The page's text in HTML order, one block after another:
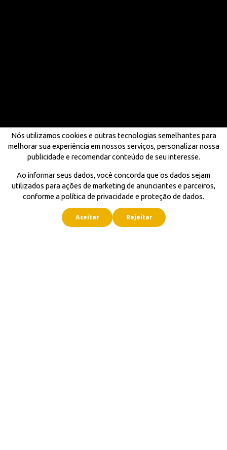
Nós utilizamos cookies e outras tecnologias semelhantes para
melhorar sua experiência em nossos serviços, personalizar nossa
publicidade e recomendar conteúdo de seu interesse.
Ao informar seus dados, você concorda que os dados sejam
utilizados para ações de marketing de anunciantes e parceiros,
conforme a política de privacidade e proteção de dados.
Aceitar Rejeitar